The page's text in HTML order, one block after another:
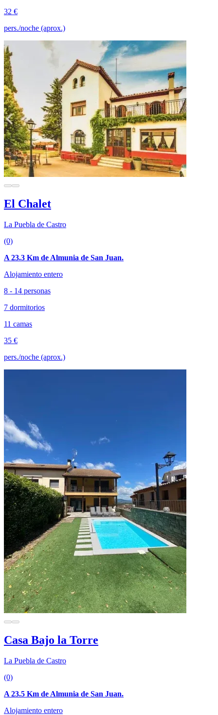
32 €
pers./noche (aprox.)
El Chalet
La Puebla de Castro
(0)
A 23.3 Km de Almunia de San Juan.
Alojamiento entero
8 - 14 personas
7 dormitorios
11 camas
35 €
pers./noche (aprox.)
Casa Bajo la Torre
La Puebla de Castro
(0)
A 23.5 Km de Almunia de San Juan.
Alojamiento entero